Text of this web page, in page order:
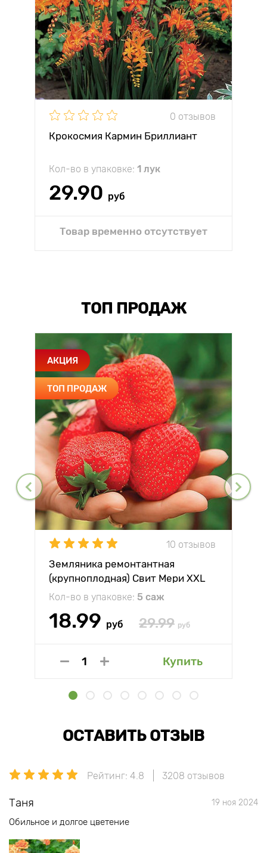
0 отзывов
Крокосмия Кармин Бриллиант
Кол-во в упаковке: 1 лук
29.90 руб
Товар временно отсутствует
ТОП ПРОДАЖ
АКЦИЯ
ТОП ПРОДАЖ
10 отзывов
Земляника ремонтантная
(крупноплодная) Свит Мери XXL
Кол-во в упаковке: 5 саж
18.99 руб 29.99 руб
Купить
ОСТАВИТЬ ОТЗЫВ
Рейтинг: 4.8 3208 отзывов
Таня 19 ноя 2024
Обильное и долгое цветение